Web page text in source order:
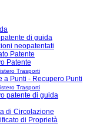
di guida
neopatentati
Patente
Patente
Trasporti
a Punti - Recupero Punti
Trasporti
patente di guida
di Circolazione
di Proprietà